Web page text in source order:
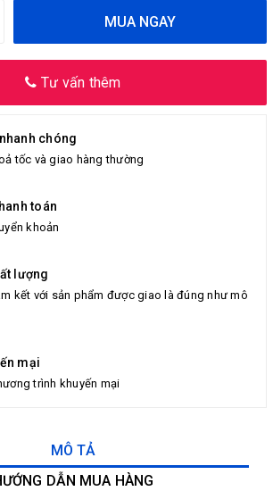
MUA NGAY
Tư vấn thêm
chóng
tốc và giao hàng thường
toán
khoản
lượng
kết với sản phẩm được giao là đúng như mô
mại
trình khuyến mại
MÔ TẢ
DẪN MUA HÀNG